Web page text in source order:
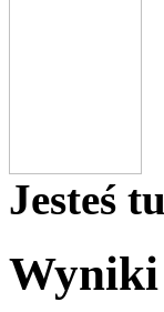
Jesteś
Wyniki